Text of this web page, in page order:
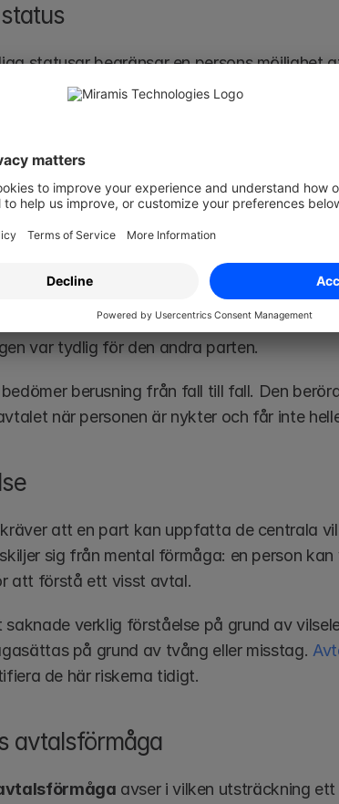
statusar begränsar en persons möjlighet
begränsningar i sin förmåga att ingå
kan även personer som avtjänar
finns för att skydda borgenärer och andra
kan försämra en persons förmåga att förstå
vid undertecknandet kan avtalet
var tydlig för den andra parten.
berusning från fall till fall. Den
när personen är nykter och får inte
att en part kan uppfatta de centrala
sig från mental förmåga: en person
att förstå ett visst avtal.
saknade verklig förståelse på grund av
på grund av tvång eller misstag.
de här riskerna tidigt.
avtalsförmåga
avser i vilken utsträckning